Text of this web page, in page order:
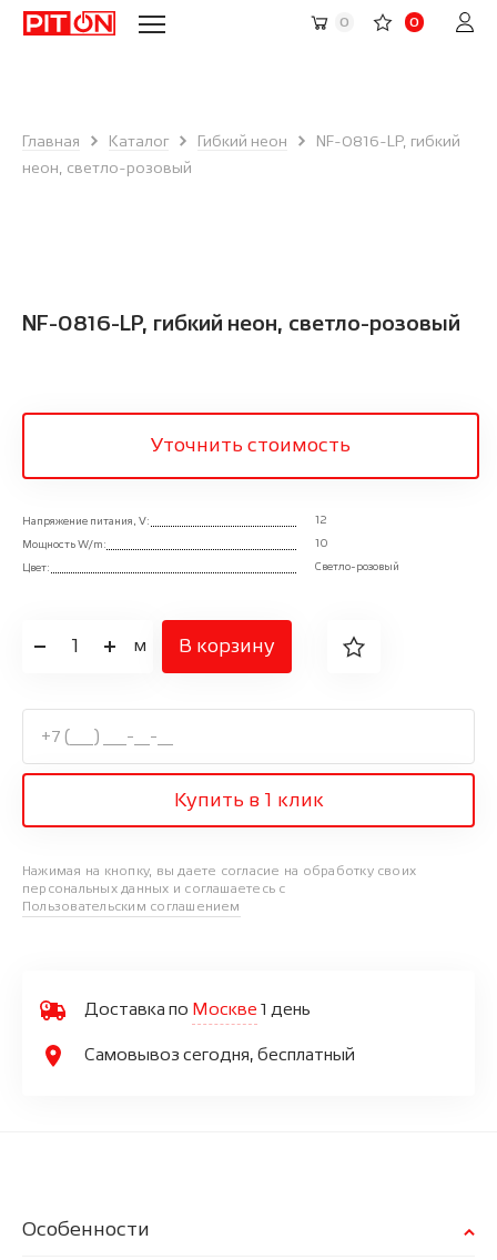
0 0
Главная Каталог Гибкий неон
NF-0816-LP, гибкий
неон, светло-розовый
NF-0816-LP, гибкий неон, светло-розовый
Уточнить стоимость
Напряжение питания, V: 12
Мощность W/m: 10
Цвет: Светло-розовый
1 м В корзину
Купить в 1 клик
Нажимая на кнопку, вы даете согласие на обработку своих
персональных данных и соглашаетесь с
Пользовательским соглашением
Доставка по Москве 1 день
Самовывоз сегодня, бесплатный
Особенности